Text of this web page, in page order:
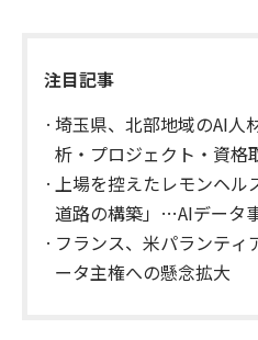
注目記事
埼玉県、北部地域のAI
析・プロジェクト・資格
上場を控えたレモンヘル
道路の構築」…AIデータ
フランス、米パランテ
ータ主権への懸念拡大